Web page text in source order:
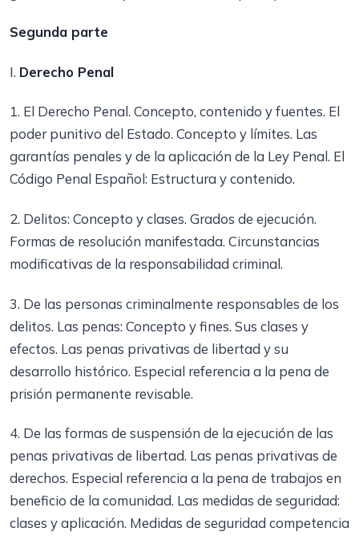
Segunda parte
I. Derecho Penal
1. El Derecho Penal. Concepto, contenido y fuentes. El
poder punitivo del Estado. Concepto y límites. Las
garantías penales y de la aplicación de la Ley Penal. El
Código Penal Español: Estructura y contenido.
2. Delitos: Concepto y clases. Grados de ejecución.
Formas de resolución manifestada. Circunstancias
modificativas de la responsabilidad criminal.
3. De las personas criminalmente responsables de los
delitos. Las penas: Concepto y fines. Sus clases y
efectos. Las penas privativas de libertad y su
desarrollo histórico. Especial referencia a la pena de
prisión permanente revisable.
4. De las formas de suspensión de la ejecución de las
penas privativas de libertad. Las penas privativas de
derechos. Especial referencia a la pena de trabajos en
beneficio de la comunidad. Las medidas de seguridad:
clases y aplicación. Medidas de seguridad competencia